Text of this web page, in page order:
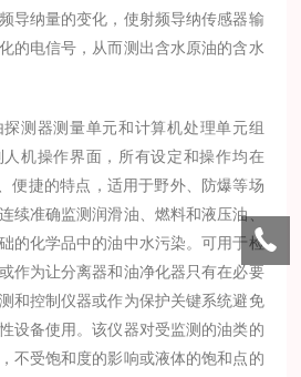
导纳量的变化，使射频导纳传感器输
的电信号，从而测出含水原油的含水
探测器测量单元和计算机处理单元组
机操作界面，所有设定和操作均在
便捷的特点，适用于野外、防爆等场
续准确监测润滑油、燃料和液压油、
的化学品中的油中水污染。可用于检
作为让分离器和油净化器只有在必要
和控制仪器或作为保护关键系统避免
设备使用。该仪器对受监测的油类的
不受饱和度的影响或液体的饱和点的